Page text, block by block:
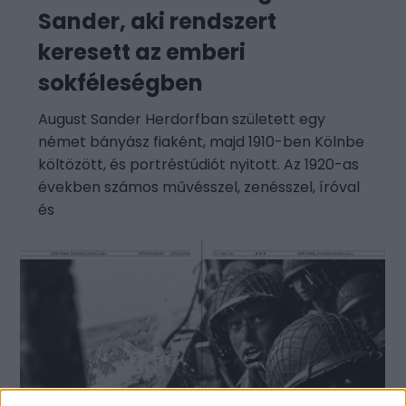
Sander, aki rendszert
keresett az emberi
sokféleségben
August Sander Herdorfban született egy
német bányász fiaként, majd 1910-ben Kölnbe
költözött, és portréstúdiót nyitott. Az 1920-as
években számos művésszel, zenésszel, íróval
és